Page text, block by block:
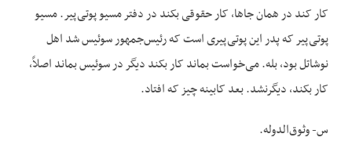
کار کند در همان جا‌ها، کار حقوقی بکند در دفتر مسیو پوتی‌پیر. مسیو
پوتی‌پیر که پدر این پوتی‌پیری است که رئیس‌جمهور سوئیس شد اهل
نوشاتل بود، بله. می‌‌‌‌خواست بماند کار بکند دیگر در سوئیس بماند اصلاً،
کار بکند، دیگرنشد. بعد کابينه چیز که افتاد.
س- وثوق‌الدوله.